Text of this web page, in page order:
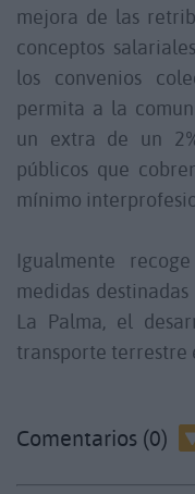
mejora de las
conceptos
los convenios
permita a la
un extra de un
públicos que
mínimo
Igualmente
medidas
La Palma, el
transporte terrestre
Comentarios (0)